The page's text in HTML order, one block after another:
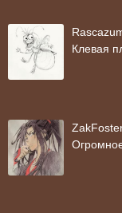
Клевая